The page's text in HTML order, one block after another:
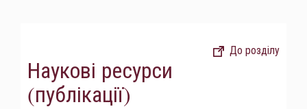
До розділу
Наукові ресурси
(публікації)